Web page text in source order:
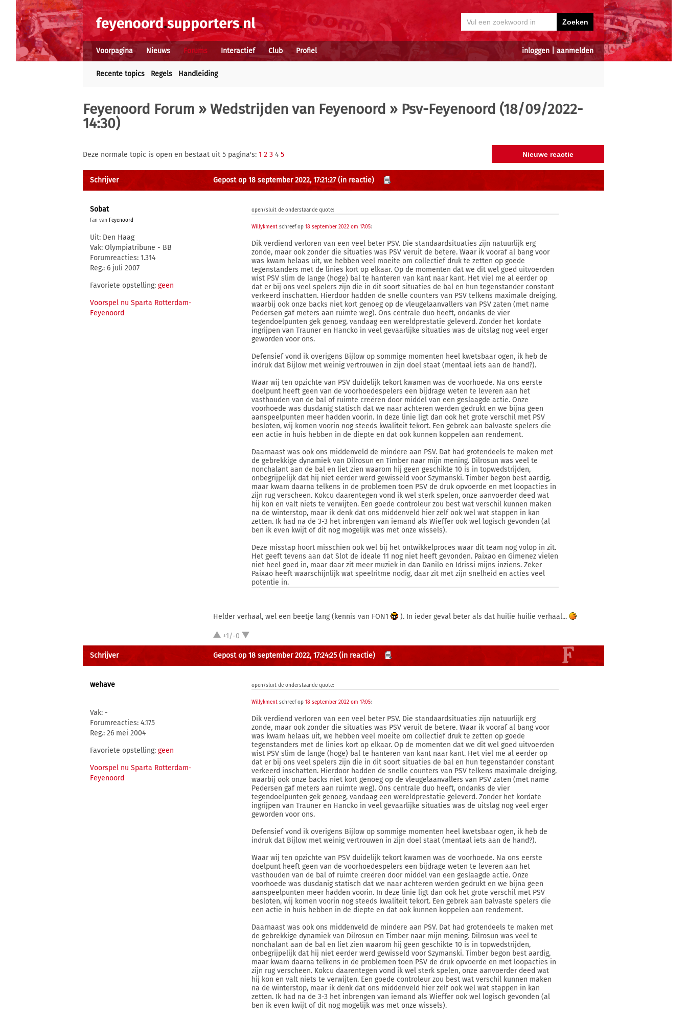
inloggen aanmelden
Voorpagina Nieuws Forums Interactief Club Profiel
Recente topics Regels Handleiding
Feyenoord Forum » Wedstrijden van Feyenoord » Psv-Feyenoord (18/09/2022-
14:30)
Deze normale topic is open en bestaat uit 5 pagina's: 1 2 3 4 5
Schrijver Gepost op 18 september 2022, 17:21:27 (in reactie)
Sobat
Fan van Feyenoord
Uit: Den Haag
Vak: Olympiatribune - BB
Forumreacties: 1.314
Reg.: 6 juli 2007
Favoriete opstelling: geen
Voorspel nu Sparta Rotterdam-
Feyenoord
open/sluit de onderstaande quote:
Willykment schreef op18 september 2022 om 17:05:
Dik verdiend verloren van een veel beter PSV. Die standaardsituaties zijn natuurlijk erg
zonde, maar ook zonder die situaties was PSV veruit de betere. Waar ik vooraf al bang voor
was kwam helaas uit, we hebben veel moeite om collectief druk te zetten op goede
tegenstanders met de linies kort op elkaar. Op de momenten dat we dit wel goed uitvoerden
wist PSV slim de lange (hoge) bal te hanteren van kant naar kant. Het viel me al eerder op
dat er bij ons veel spelers zijn die in dit soort situaties de bal en hun tegenstander constant
verkeerd inschatten. Hierdoor hadden de snelle counters van PSV telkens maximale dreiging,
waarbij ook onze backs niet kort genoeg op de vleugelaanvallers van PSV zaten (met name
Pedersen gaf meters aan ruimte weg). Ons centrale duo heeft, ondanks de vier
tegendoelpunten gek genoeg, vandaag een wereldprestatie geleverd. Zonder het kordate
ingrijpen van Trauner en Hancko in veel gevaarlijke situaties was de uitslag nog veel erger
geworden voor ons.
Defensief vond ik overigens Bijlow op sommige momenten heel kwetsbaar ogen, ik heb de
indruk dat Bijlow met weinig vertrouwen in zijn doel staat (mentaal iets aan de hand?).
Waar wij ten opzichte van PSV duidelijk tekort kwamen was de voorhoede. Na ons eerste
doelpunt heeft geen van de voorhoedespelers een bijdrage weten te leveren aan het
vasthouden van de bal of ruimte creëren door middel van een geslaagde actie. Onze
voorhoede was dusdanig statisch dat we naar achteren werden gedrukt en we bijna geen
aanspeelpunten meer hadden voorin. In deze linie ligt dan ook het grote verschil met PSV
besloten, wij komen voorin nog steeds kwaliteit tekort. Een gebrek aan balvaste spelers die
een actie in huis hebben in de diepte en dat ook kunnen koppelen aan rendement.
Daarnaast was ook ons middenveld de mindere aan PSV. Dat had grotendeels te maken met
de gebrekkige dynamiek van Dilrosun en Timber naar mijn mening. Dilrosun was veel te
nonchalant aan de bal en liet zien waarom hij geen geschikte 10 is in topwedstrijden,
onbegrijpelijk dat hij niet eerder werd gewisseld voor Szymanski. Timber begon best aardig,
maar kwam daarna telkens in de problemen toen PSV de druk opvoerde en met loopacties in
zijn rug verscheen. Kokcu daarentegen vond ik wel sterk spelen, onze aanvoerder deed wat
hij kon en valt niets te verwijten. Een goede controleur zou best wat verschil kunnen maken
na de winterstop, maar ik denk dat ons middenveld hier zelf ook wel wat stappen in kan
zetten. Ik had na de 3-3 het inbrengen van iemand als Wieffer ook wel logisch gevonden (al
ben ik even kwijt of dit nog mogelijk was met onze wissels).
Deze misstap hoort misschien ook wel bij het ontwikkelproces waar dit team nog volop in zit.
Het geeft tevens aan dat Slot de ideale 11 nog niet heeft gevonden. Paixao en Gimenez vielen
niet heel goed in, maar daar zit meer muziek in dan Danilo en Idrissi mijns inziens. Zeker
Paixao heeft waarschijnlijk wat speelritme nodig, daar zit met zijn snelheid en acties veel
potentie in.
Helder verhaal, wel een beetje lang (kennis van FON1 ). In ieder geval beter als dat huilie huilie verhaal...
+1/-0
Schrijver Gepost op 18 september 2022, 17:24:25 (in reactie)
wehave
Vak: -
Forumreacties: 4.175
Reg.: 26 mei 2004
Favoriete opstelling: geen
Voorspel nu Sparta Rotterdam-
Feyenoord
open/sluit de onderstaande quote:
Willykment schreef op18 september 2022 om 17:05:
Dik verdiend verloren van een veel beter PSV. Die standaardsituaties zijn natuurlijk erg
zonde, maar ook zonder die situaties was PSV veruit de betere. Waar ik vooraf al bang voor
was kwam helaas uit, we hebben veel moeite om collectief druk te zetten op goede
tegenstanders met de linies kort op elkaar. Op de momenten dat we dit wel goed uitvoerden
wist PSV slim de lange (hoge) bal te hanteren van kant naar kant. Het viel me al eerder op
dat er bij ons veel spelers zijn die in dit soort situaties de bal en hun tegenstander constant
verkeerd inschatten. Hierdoor hadden de snelle counters van PSV telkens maximale dreiging,
waarbij ook onze backs niet kort genoeg op de vleugelaanvallers van PSV zaten (met name
Pedersen gaf meters aan ruimte weg). Ons centrale duo heeft, ondanks de vier
tegendoelpunten gek genoeg, vandaag een wereldprestatie geleverd. Zonder het kordate
ingrijpen van Trauner en Hancko in veel gevaarlijke situaties was de uitslag nog veel erger
geworden voor ons.
Defensief vond ik overigens Bijlow op sommige momenten heel kwetsbaar ogen, ik heb de
indruk dat Bijlow met weinig vertrouwen in zijn doel staat (mentaal iets aan de hand?).
Waar wij ten opzichte van PSV duidelijk tekort kwamen was de voorhoede. Na ons eerste
doelpunt heeft geen van de voorhoedespelers een bijdrage weten te leveren aan het
vasthouden van de bal of ruimte creëren door middel van een geslaagde actie. Onze
voorhoede was dusdanig statisch dat we naar achteren werden gedrukt en we bijna geen
aanspeelpunten meer hadden voorin. In deze linie ligt dan ook het grote verschil met PSV
besloten, wij komen voorin nog steeds kwaliteit tekort. Een gebrek aan balvaste spelers die
een actie in huis hebben in de diepte en dat ook kunnen koppelen aan rendement.
Daarnaast was ook ons middenveld de mindere aan PSV. Dat had grotendeels te maken met
de gebrekkige dynamiek van Dilrosun en Timber naar mijn mening. Dilrosun was veel te
nonchalant aan de bal en liet zien waarom hij geen geschikte 10 is in topwedstrijden,
onbegrijpelijk dat hij niet eerder werd gewisseld voor Szymanski. Timber begon best aardig,
maar kwam daarna telkens in de problemen toen PSV de druk opvoerde en met loopacties in
zijn rug verscheen. Kokcu daarentegen vond ik wel sterk spelen, onze aanvoerder deed wat
hij kon en valt niets te verwijten. Een goede controleur zou best wat verschil kunnen maken
na de winterstop, maar ik denk dat ons middenveld hier zelf ook wel wat stappen in kan
zetten. Ik had na de 3-3 het inbrengen van iemand als Wieffer ook wel logisch gevonden (al
ben ik even kwijt of dit nog mogelijk was met onze wissels).